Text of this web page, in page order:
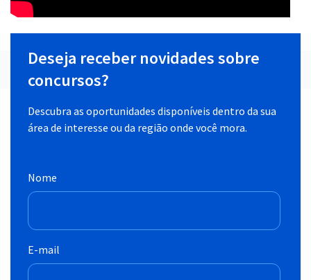
Deseja receber novidades sobre
concursos?
Descubra as oportunidades disponíveis dentro da sua
área de interesse ou da região onde você mora.
Nome
E-mail